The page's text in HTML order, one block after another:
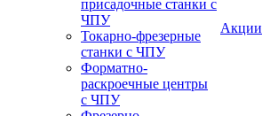
присадочные станки с
ЧПУ
Токарно-фрезерные
станки с ЧПУ
Форматно-
раскроечные центры
с ЧПУ
Акции